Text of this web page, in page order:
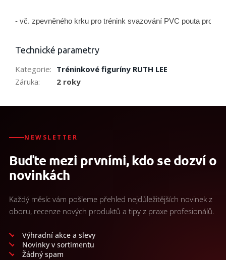
- vč. zpevněného krku pro trénink svazování PVC pouta pro
Technické parametry
Kategorie: Tréninkové figuríny RUTH LEE
Záruka: 2 roky
NEWSLETTER
Buďte mezi prvními, kdo se dozví o
novinkách
Každý měsíc vám pošleme přehled nejdůležitějších novinek z
oboru, recenze nových produktů a tipy z praxe profesionálů.
Výhradní akce a slevy
Novinky v sortimentu
Žádný spam